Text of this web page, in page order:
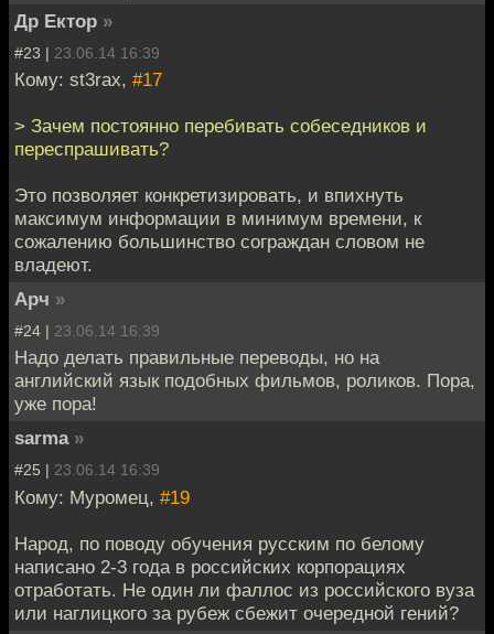
Др Ектор »
#23 | 23.06.14 16:39
Кому: st3rax, #17
> Зачем постоянно перебивать собеседников и
переспрашивать?
Это позволяет конкретизировать, и впихнуть
максимум информации в минимум времени, к
сожалению большинство сограждан словом не
владеют.
Арч »
#24 | 23.06.14 16:39
Надо делать правильные переводы, но на
английский язык подобных фильмов, роликов. Пора,
уже пора!
sarma »
#25 | 23.06.14 16:39
Кому: Муромец, #19
Народ, по поводу обучения русским по белому
написано 2-3 года в российских корпорациях
отработать. Не один ли фаллос из российского вуза
или наглицкого за рубеж сбежит очередной гений?